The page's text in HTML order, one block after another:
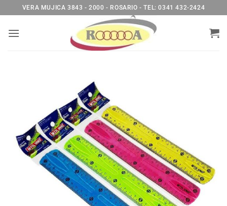
al
contenido
VERA MUJICA 3843 - 2000 - ROSARIO - TEL: 0341 432-2424